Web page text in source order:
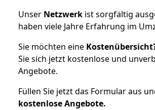
Unser Netzwerk ist sorgfältig
haben viele Jahre Erfahrung im
Sie möchten eine
Sie sich jetzt kostenlose und
Angebote.
Füllen Sie jetzt das Formular aus
kostenloseAngebote.